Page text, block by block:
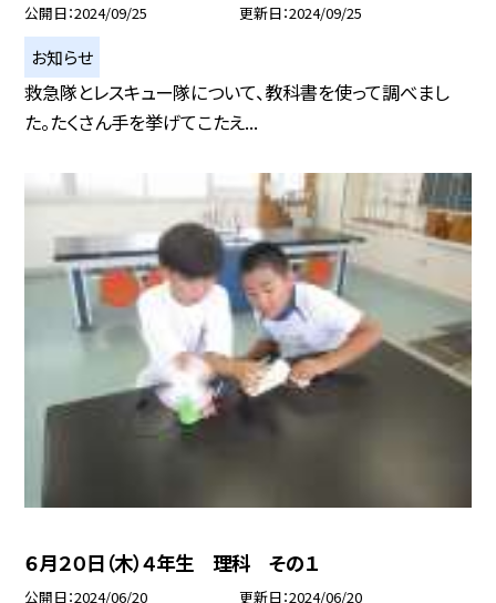
公開日 2024/09/25 更新日 2024/09/25
お知らせ
救急隊とレスキュー隊について、教科書を使って調べまし
た。たくさん手を挙げてこたえ...
６月２０日（木）４年生 理科 その１
公開日 2024/06/20 更新日 2024/06/20